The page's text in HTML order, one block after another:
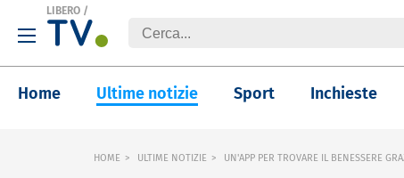
LIBERO /
Home Ultime notizie Sport Inchieste
HOME ULTIME NOTIZIE UN'APP PER TROVARE IL BENESSERE